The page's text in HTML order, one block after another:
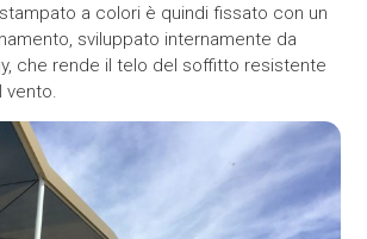
a colori è quindi fissato con un
sviluppato internamente da
che rende il telo del soffitto resistente
vento.